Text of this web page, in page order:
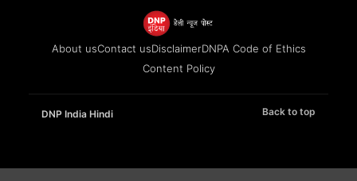
About usContact usDisclaimerDNPA Code of Ethics
Content Policy
DNP India Hindi Back to top